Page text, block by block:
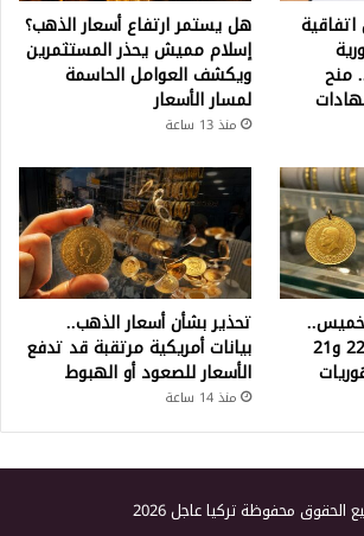
منح
هل يستمر ارتفاع أسعار الذهب؟
إسلام مميش يحذر المستثمرين
ويكشف العوامل الحاسمة
لمسار الأسعار
منذ 13 ساعة
سعر جرام ذهب 24 و22 و21
تحذير بشأن أسعار الذهب..
بيانات أمريكية مرتقبة قد تدفع
الأسعار للصعود أو الهبوط
منذ 14 ساعة
الحقوق محفوظة تركيا عاجل 2026